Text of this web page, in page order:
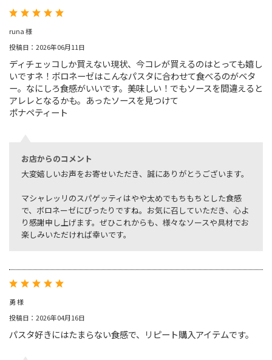
runa 様
投稿日：2026年06月11日
ディチェッコしか買えない現状、今コレが買えるのはとっても嬉し
いですネ！ボロネーゼはこんなパスタに合わせて食べるのがベタ
ー。なにしろ食感がいいです。美味しい！でもソースを間違えると
アレレとなるかも。あったソースを見つけて
ポナペティート
お店からのコメント
大変嬉しいお声をお寄せいただき、誠にありがとうございます。
マシャレッリのスパゲッティはやや太めでもちもちとした食感
で、ボロネーゼにぴったりですね。お気に召していただき、心よ
り感謝申し上げます。ぜひこれからも、様々なソースや具材でお
楽しみいただければ幸いです。
勇 様
投稿日：2026年04月16日
パスタ好きにはたまらない食感で、リピート購入アイテムです。